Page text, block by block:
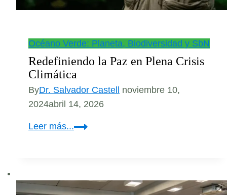
Océano Verde: Planeta, Biodiversidad y SbN
Redefiniendo la Paz en Plena Crisis
Climática
ByDr. Salvador Castell noviembre 10,
2024abril 14, 2026
Leer más...Redefiniendo
Plena